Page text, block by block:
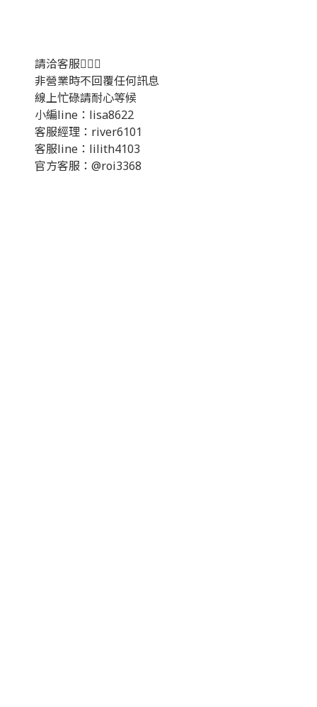
請洽客服💁🏻‍♂️
非營業時不回覆任何訊息
線上忙碌請耐心等候
小編line：lisa8622
客服經理：river6101
客服line：lilith4103
官方客服：@roi3368